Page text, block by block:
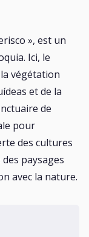
», est un
Ici, le
végétation
et de la
de
pour
des cultures
paysages
avec la nature.